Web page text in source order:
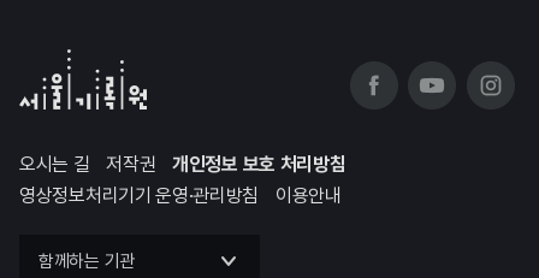
오시는 길 저작권
개인정보 보호 처리방침
영상정보처리기기 운영·관리방침
이용안내
함께하는 기관